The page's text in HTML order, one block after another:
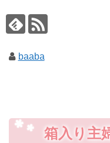
baaba
箱入り主